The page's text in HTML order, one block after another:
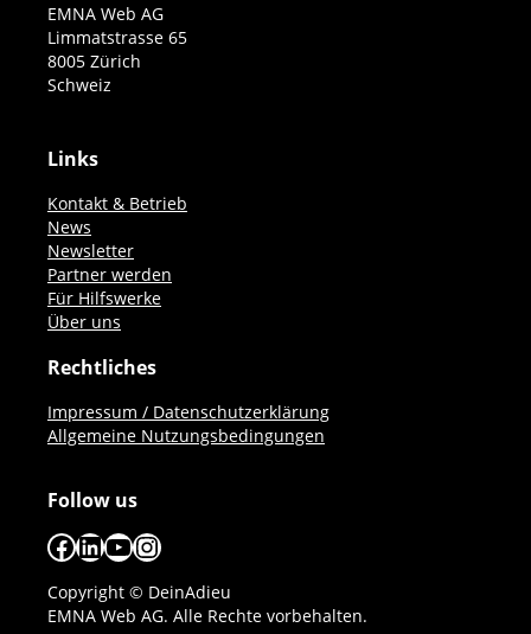
EMNA Web AG
Limmatstrasse 65
8005 Zürich
Schweiz
Links
Kontakt & Betrieb
News
Newsletter
Partner werden
Für Hilfswerke
Über uns
Rechtliches
Impressum / Datenschutzerklärung
Allgemeine Nutzungsbedingungen
Follow us
Facebook
LinkedIn
YouTube
Instagram
Copyright © DeinAdieu
EMNA Web AG. Alle Rechte vorbehalten.